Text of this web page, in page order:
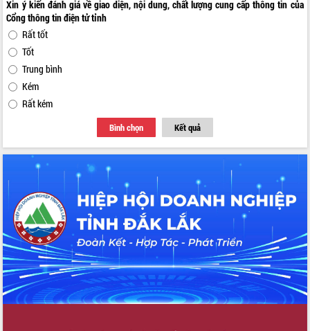
Xin ý kiến đánh giá về giao diện, nội dung, chất lượng cung cấp thông tin của
Cổng thông tin điện tử tỉnh
Rất tốt
Tốt
Trung bình
Kém
Rất kém
Bình chọn Kết quả